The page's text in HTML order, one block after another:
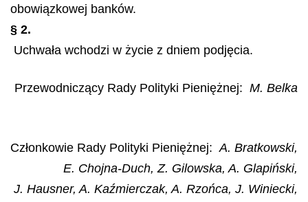
obowiązkowej banków.
§ 2.
Uchwała wchodzi w życie z dniem podjęcia.
Przewodniczący Rady Polityki Pieniężnej: M. Belka
Członkowie Rady Polityki Pieniężnej: A. Bratkowski,
E. Chojna-Duch, Z. Gilowska, A. Glapiński,
J. Hausner, A. Kaźmierczak, A. Rzońca, J. Winiecki,